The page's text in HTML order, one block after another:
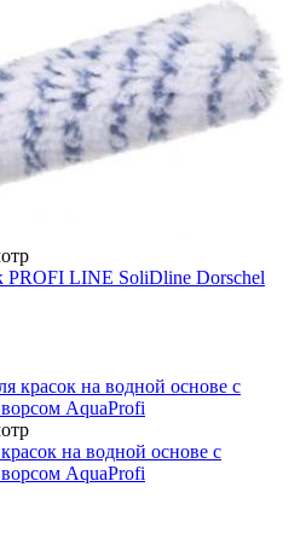
LINE SoliDline Dorschel
на водной основе с
AquaProfi